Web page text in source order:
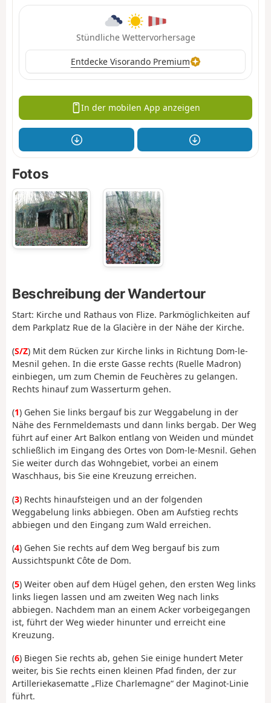
Stündliche Wettervorhersage
Entdecke Visorando Premium
In der mobilen App anzeigen
Fotos
Beschreibung der Wandertour
Start: Kirche und Rathaus von Flize. Parkmöglichkeiten auf
dem Parkplatz Rue de la Glacière in der Nähe der Kirche.
(S/Z) Mit dem Rücken zur Kirche links in Richtung Dom-le-
Mesnil gehen. In die erste Gasse rechts (Ruelle Madron)
einbiegen, um zum Chemin de Feuchères zu gelangen.
Rechts hinauf zum Wasserturm gehen.
(1) Gehen Sie links bergauf bis zur Weggabelung in der
Nähe des Fernmeldemasts und dann links bergab. Der Weg
führt auf einer Art Balkon entlang von Weiden und mündet
schließlich im Eingang des Ortes von Dom-le-Mesnil. Gehen
Sie weiter durch das Wohngebiet, vorbei an einem
Waschhaus, bis Sie eine Kreuzung erreichen.
(3) Rechts hinaufsteigen und an der folgenden
Weggabelung links abbiegen. Oben am Aufstieg rechts
abbiegen und den Eingang zum Wald erreichen.
(4) Gehen Sie rechts auf dem Weg bergauf bis zum
Aussichtspunkt Côte de Dom.
(5) Weiter oben auf dem Hügel gehen, den ersten Weg links
links liegen lassen und am zweiten Weg nach links
abbiegen. Nachdem man an einem Acker vorbeigegangen
ist, führt der Weg wieder hinunter und erreicht eine
Kreuzung.
(6) Biegen Sie rechts ab, gehen Sie einige hundert Meter
weiter, bis Sie rechts einen kleinen Pfad finden, der zur
Artilleriekasematte „Flize Charlemagne“ der Maginot-Linie
führt.